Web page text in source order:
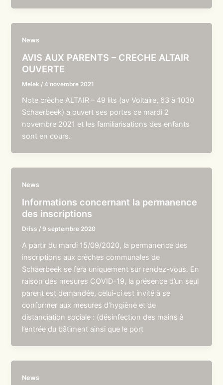
News
AVIS AUX PARENTS – CRECHE ALTAIR
OUVERTE
Melek /4 novembre 2021
Note crèche ALTAIR – 49 lits (av Voltaire, 63 à 1030
Schaerbeek) a ouvert ses portes ce mardi 2
novembre 2021 et les familiarisations des enfants
sont en cours.
News
Informations concernant la permanence
des inscriptions
Driss / 9 septembre 2020
A partir du mardi 15/09/2020, la permanence des
inscriptions aux crèches communales de
Schaerbeek se fera uniquement sur rendez-vous. En
raison des mesures COVID-19, la présence d’un seul
parent est demandée, celui-ci est invité à se
conformer aux mesures d’hygiène et de
distanciation sociale : (désinfection des mains à
l’entrée du bâtiment ainsi que le port
News